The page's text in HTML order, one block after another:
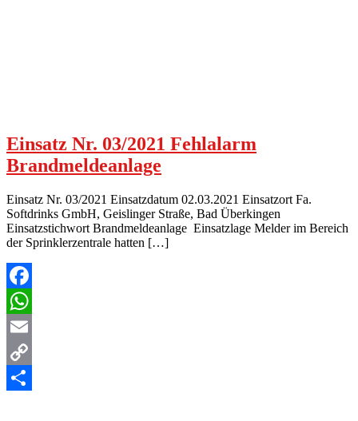
Einsatz Nr. 03/2021 Fehlalarm
Brandmeldeanlage
Einsatz Nr. 03/2021 Einsatzdatum 02.03.2021 Einsatzort Fa.
Softdrinks GmbH, Geislinger Straße, Bad Überkingen
Einsatzstichwort Brandmeldeanlage Einsatzlage Melder im Bereich
der Sprinklerzentrale hatten […]
Facebook
WhatsApp
Email
Copy